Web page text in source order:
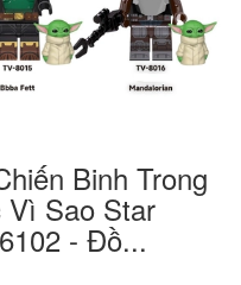
Binh Trong
Vì Sao Star
- Đồ...